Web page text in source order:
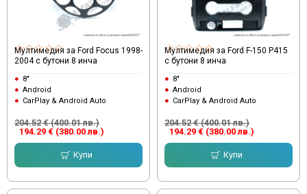
Мултимедия за Ford Focus 1998-
2004 с бутони 8 инча
8"
Android
CarPlay & Android Auto
194.29 € (380.00 лв.)
204.52 € (400.01 лв.)
Купи
Мултимедия за Ford F-150 P415
с бутони 8 инча
8"
Android
CarPlay & Android Auto
194.29 € (380.00 лв.)
204.52 € (400.01 лв.)
Купи